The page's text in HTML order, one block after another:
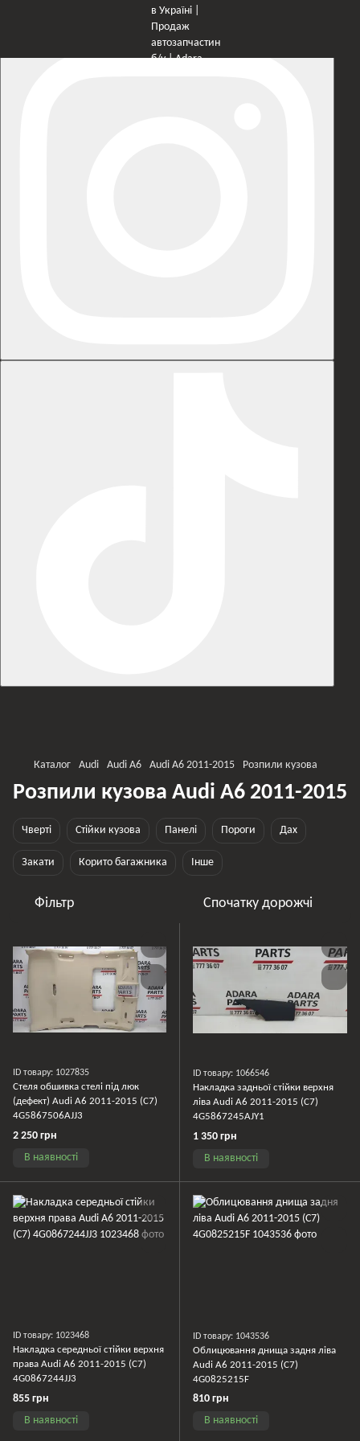
Каталог Audi Audi A6 Audi A6 2011-2015 Розпили кузова
Розпили кузова Audi A6 2011-2015
Чверті Стійки кузова Панелі Пороги Дах
Закати Корито багажника Інше
Фільтр Спочатку дорожчі
ID товару: 1027835
Стеля обшивка стелі під люк
(дефект) Audi A6 2011-2015 (C7)
4G5867506AJJ3
2 250 грн
В наявності
ID товару: 1066546
Накладка задньої стійки верхня
ліва Audi A6 2011-2015 (C7)
4G5867245AJY1
1 350 грн
В наявності
ID товару: 1023468
Накладка середньої стійки верхня
права Audi A6 2011-2015 (C7)
4G0867244JJ3
855 грн
В наявності
ID товару: 1043536
Облицювання днища задня ліва
Audi A6 2011-2015 (C7)
4G0825215F
810 грн
В наявності